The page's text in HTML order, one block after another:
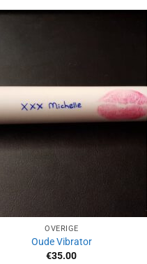
OVERIGE
Oude Vibrator
€35.00